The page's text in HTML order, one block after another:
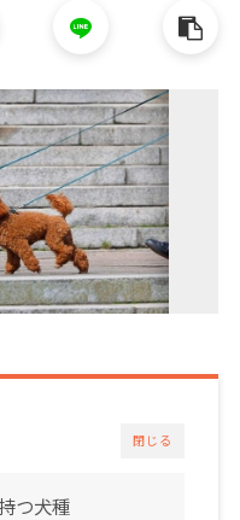
閉じる
つ犬種